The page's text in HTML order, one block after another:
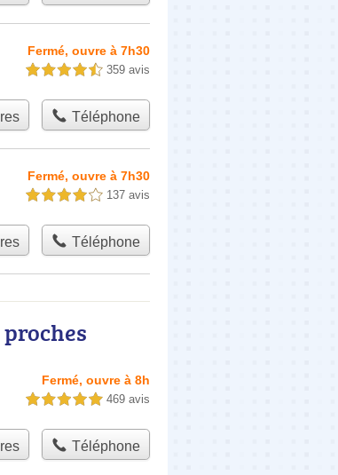
Fermé, ouvre à 7h30
4,5 étoiles sur 5 359 avis
Téléphone
Fermé, ouvre à 7h30
4,0 étoiles sur 5 137 avis
Téléphone
Fermé, ouvre à 8h
5,0 étoiles sur 5 469 avis
Téléphone